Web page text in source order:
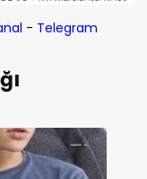
- Telegram